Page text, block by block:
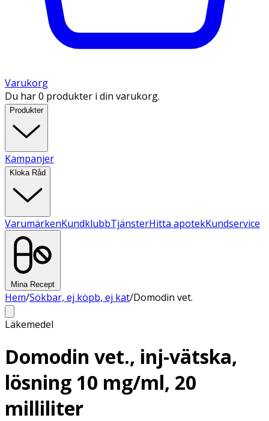
Varukorg
Du har 0 produkter i din varukorg.
Produkter
Kampanjer
Kloka Råd
VarumärkenKundklubbTjänsterHitta apotekKundservice
Mina Recept
Hem/Sökbar, ej köpb, ej kat/Domodin vet.
Läkemedel
Domodin vet., inj-vätska,
lösning 10 mg/ml, 20
milliliter